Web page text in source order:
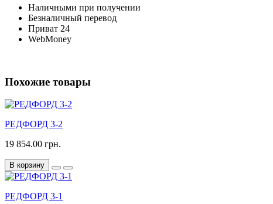
Наличными при получении
Безналичный перевод
Приват 24
WebMoney
Похожие товары
РЕДФОРД 3-2
19 854.00 грн.
В корзину
РЕДФОРД 3-1